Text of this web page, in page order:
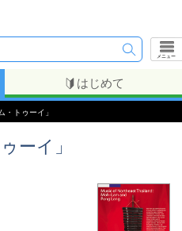
メニュー
はじめて
・トゥーイ」
ーイ」